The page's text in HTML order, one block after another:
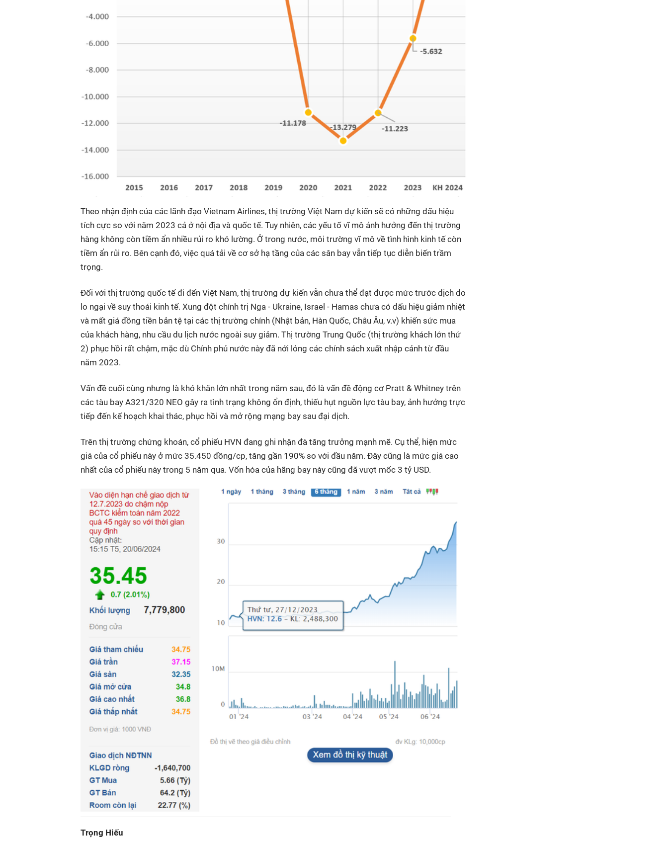
Theo nhận định của các lãnh đạo Vietnam Airlines, thị trường Việt Nam dự kiến sẽ có những dấu hiệu
tích cực so với năm 2023 cả ở nội địa và quốc tế. Tuy nhiên, các yếu tố vĩ mô ảnh hưởng đến thị trường
hàng không còn tiềm ẩn nhiều rủi ro khó lường. Ở trong nước, môi trường vĩ mô về tình hình kinh tế còn
tiềm ẩn rủi ro. Bên cạnh đó, việc quá tải về cơ sở hạ tầng của các sân bay vẫn tiếp tục diễn biến trầm
trọng.
Đối với thị trường quốc tế đi đến Việt Nam, thị trường dự kiến vẫn chưa thể đạt được mức trước dịch do
lo ngại về suy thoái kinh tế. Xung đột chính trị Nga - Ukraine, Israel - Hamas chưa có dấu hiệu giảm nhiệt
và mất giá đồng tiền bản tệ tại các thị trường chính (Nhật bản, Hàn Quốc, Châu Âu, v.v) khiến sức mua
của khách hàng, nhu cầu du lịch nước ngoài suy giảm. Thị trường Trung Quốc (thị trường khách lớn thứ
2) phục hồi rất chậm, mặc dù Chính phủ nước này đã nới lỏng các chính sách xuất nhập cảnh từ đầu
năm 2023.
Vấn đề cuối cùng nhưng là khó khăn lớn nhất trong năm sau, đó là vấn đề động cơ Pratt & Whitney trên
các tàu bay A321/320 NEO gây ra tình trạng không ổn định, thiếu hụt nguồn lực tàu bay, ảnh hưởng trực
tiếp đến kế hoạch khai thác, phục hồi và mở rộng mạng bay sau đại dịch.
Trên thị trường chứng khoán, cổ phiếu HVN đang ghi nhận đà tăng trưởng mạnh mẽ. Cụ thể, hiện mức
giá của cổ phiếu này ở mức 35.450 đồng/cp, tăng gần 190% so với đầu năm. Đây cũng là mức giá cao
nhất của cổ phiếu này trong 5 năm qua. Vốn hóa của hãng bay này cũng đã vượt mốc 3 tỷ USD.
Trọng Hiếu